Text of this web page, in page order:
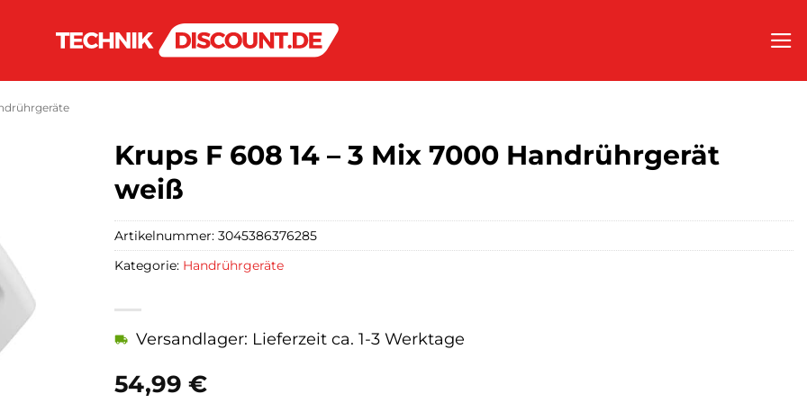
Krups F 608 14 – 3 Mix 7000 Handrührgerät
weiß
54,99 €
Versandlager: Lieferzeit ca. 1-3 Werktage
Artikelnummer: 3045386376285
Kategorie: Handrührgeräte